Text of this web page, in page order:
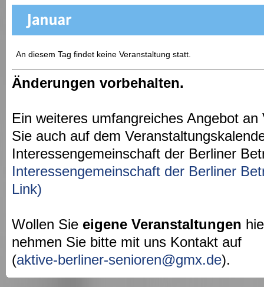
An diesem Tag findet keine Veranstaltung statt.
Änderungen vorbehalten.
Ein weiteres umfangreiches Angebot
Sie auch auf dem
Interessengemeinschaft der Berliner
Interessengemeinschaft der Berliner
Link)
Wollen Sie eigene Veranstaltungen
nehmen Sie bitte mit uns Kontakt auf
(aktive-berliner-senioren@gmx.de).